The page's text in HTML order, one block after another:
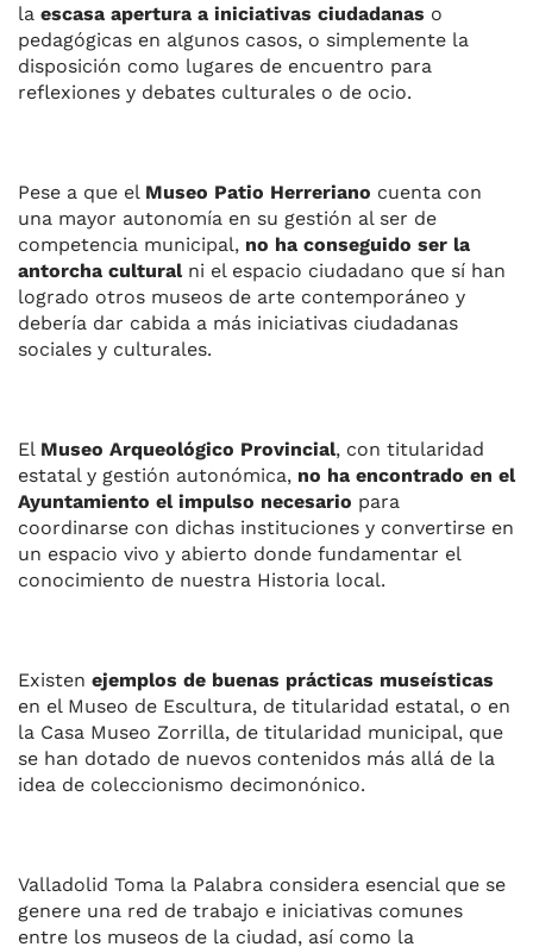
la escasa apertura a iniciativas ciudadanas o
pedagógicas en algunos casos, o simplemente la
disposición como lugares de encuentro para
reflexiones y debates culturales o de ocio.
Pese a que el Museo Patio Herreriano cuenta con
una mayor autonomía en su gestión al ser de
competencia municipal, no ha conseguido ser la
antorcha culturalni el espacio ciudadano que sí han
logrado otros museos de arte contemporáneo y
debería dar cabida a más iniciativas ciudadanas
sociales y culturales.
El Museo Arqueológico Provincial, con titularidad
estatal y gestión autonómica, no ha encontrado en el
Ayuntamiento el impulso necesario para
coordinarse con dichas instituciones y convertirse en
un espacio vivo y abierto donde fundamentar el
conocimiento de nuestra Historia local.
Existen ejemplos de buenas prácticas museísticas
en el Museo de Escultura, de titularidad estatal, o en
la Casa Museo Zorrilla, de titularidad municipal, que
se han dotado de nuevos contenidos más allá de la
idea de coleccionismo decimonónico.
Valladolid Toma la Palabra considera esencial que se
genere una red de trabajo e iniciativas comunes
entre los museos de la ciudad, así como la